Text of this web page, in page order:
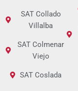
SAT Collado
Villalba
SAT Colmenar
Viejo
SAT Coslada